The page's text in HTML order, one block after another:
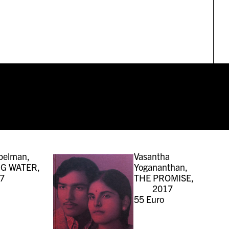
WATER,
Vasantha
Yogananthan,
THE PROMISE,
2017
55Euro